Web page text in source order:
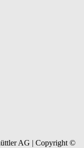
AG | Copyright ©